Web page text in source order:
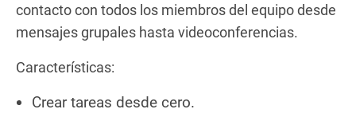
contacto con todos los miembros del equipo desde
mensajes grupales hasta videoconferencias.
Características:
Crear tareas desde cero.